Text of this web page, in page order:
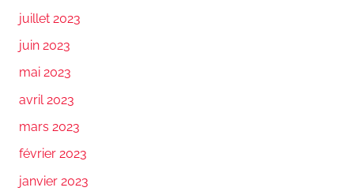
juillet 2023
juin 2023
mai 2023
avril 2023
mars 2023
février 2023
janvier 2023